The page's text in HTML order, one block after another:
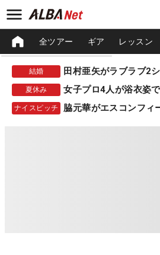
全ツアー ギア レッスン
結婚 田村亜矢がラブラブ2
夏休み 女子プロ4人が浴衣姿
ナイスピッチ 脇元華がエスコンフィ